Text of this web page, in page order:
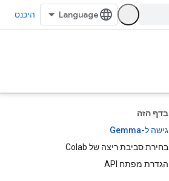
היכנס
בדף הזה
גישה ל-Gemma
בחירת סביבת ריצה של Colab
הגדרת מפתח API